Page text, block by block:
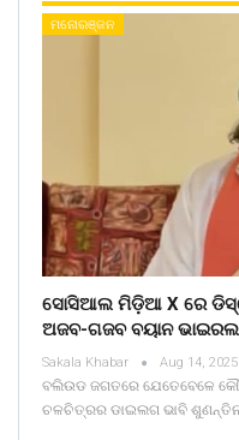
ମନୋରଞ୍ଜନ
ସୋସିଆଲ ମିଡ଼ିଆ X ରେ
ଅଜବ-ଗଜବ ବୟାନ ଭାଇରଲ
Sakala Khabar Aug 14, 2025
ବଲିଉଡ ଜଗତରେ ଯେତେବେଳେ
ଚଳଚିତ୍ରର ଡାଇଲଗ ଭାବି